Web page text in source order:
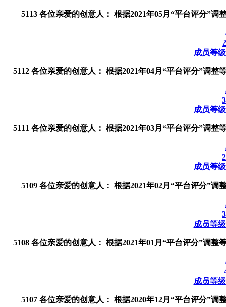
5113 各位亲爱的创意人： 根据2021年05月“平台评分”
成员等
5112 各位亲爱的创意人： 根据2021年04月“平台评分”调
成员等
5111 各位亲爱的创意人： 根据2021年03月“平台评分”调
成员等
5109 各位亲爱的创意人： 根据2021年02月“平台评分”
成员等
5108 各位亲爱的创意人： 根据2021年01月“平台评分”调
成员等
5107 各位亲爱的创意人： 根据2020年12月“平台评分”